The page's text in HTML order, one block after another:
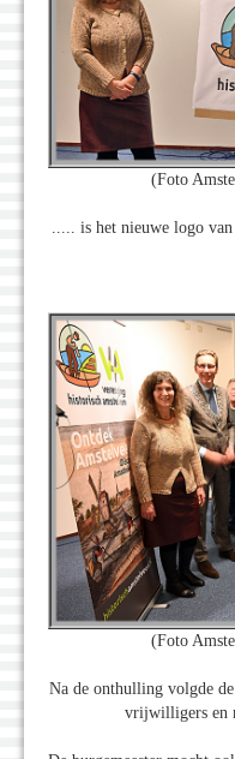
(Foto
..... is het nieuwe logo
(Foto
Na de onthulling volgde
vrijwilligers en